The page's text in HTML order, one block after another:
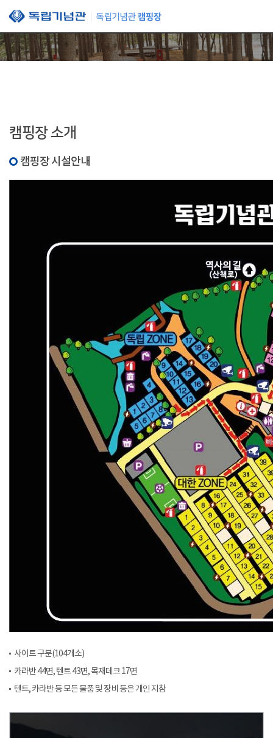
본문 바로가기
캠핑장 소개
캠핑장 시설안내
사이트 구분(104개소)
카라반 44면, 텐트 43면, 목재데크 17면
텐트, 카라반 등 모든 물품 및 장비 등은 개인 지참